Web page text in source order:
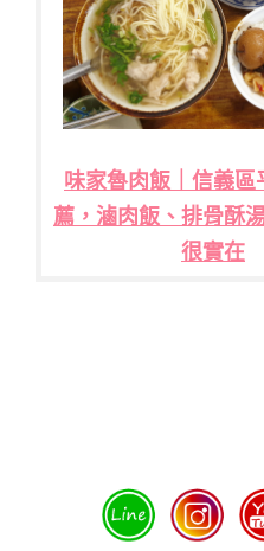
味家魯肉飯｜信義區
薦，滷肉飯、排骨酥
很實在